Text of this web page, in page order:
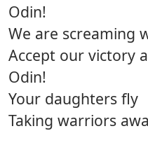
Odin!
We are screaming
Accept our victory
Odin!
Your daughters fly
Taking warriors